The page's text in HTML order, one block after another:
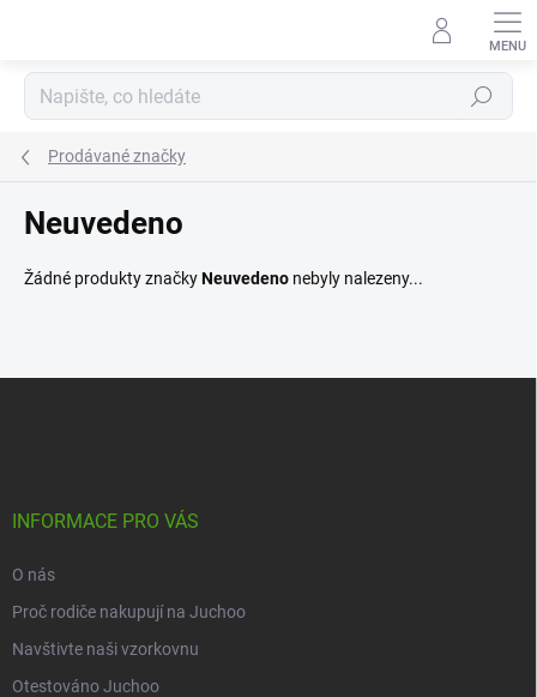
Hledat
Prodávané značky
Neuvedeno
Žádné produkty značkyNeuvedeno nebyly nalezeny...
INFORMACE PRO VÁS
O nás
Proč rodiče nakupují na Juchoo
Navštivte naši vzorkovnu
Otestováno Juchoo